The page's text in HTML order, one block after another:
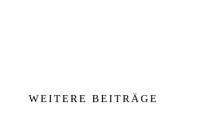
WEITERE BEITRÄGE